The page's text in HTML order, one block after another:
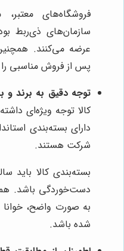
فروشگاه‌های معتبر،
سازمان‌های ذی‌ربط
عرضه می‌کنند.
پس از فروش مناسبی را
توجه دقیق به برند و
کالا توجه ویژه‌ای
دارای بسته‌بندی
شرکت هستند.
بسته‌بندی کالا باید
دست‌خوردگی باشد.
به صورت واضح،
شده باشد.